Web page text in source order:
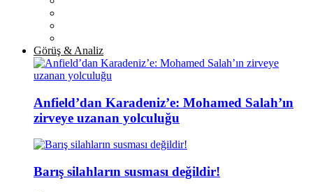
Görüş & Analiz
Anfield’dan Karadeniz’e: Mohamed Salah’ın
zirveye uzanan yolculuğu
Barış silahların susması değildir!